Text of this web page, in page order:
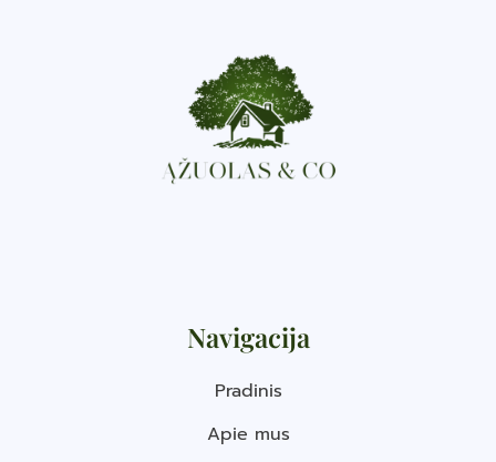
Navigacija
Pradinis
Apie mus